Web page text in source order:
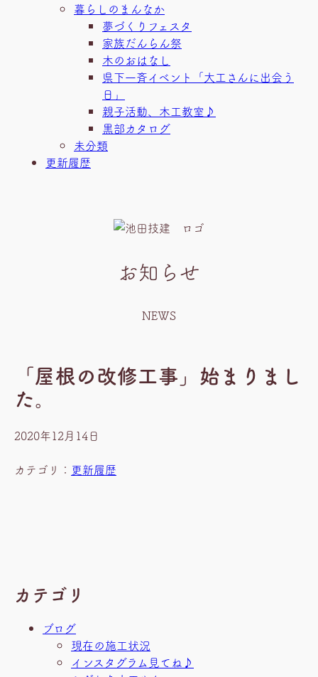
暮らしのまんなか
夢づくりフェスタ
家族だんらん祭
木のおはなし
県下一斉イベント「大工さんに出会う
日」
親子活動、木工教室♪
黒部カタログ
未分類
更新履歴
お知らせ
NEWS
「屋根の改修工事」始まりまし
た。
2020年12月14日
カテゴリ： 更新履歴
カテゴリ
ブログ
現在の施工状況
インスタグラム見てね♪